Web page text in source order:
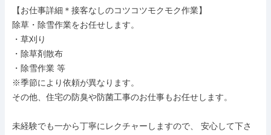
【お仕事詳細＊接客なしのコツコツモクモク作業】
除草・除雪作業をお任せします。
・草刈り
・除草剤散布
・除雪作業 等
※季節により依頼が異なります。
その他、住宅の防臭や防菌工事のお仕事もお任せします。
未経験でも一から丁寧にレクチャーしますので、 安心して下さ